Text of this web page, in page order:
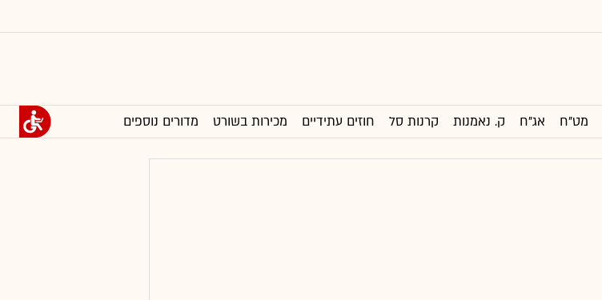
מט"ח אג"ח ק. נאמנות קרנות סל חוזים עתידיים מכירות בשורט מדורים נוספים